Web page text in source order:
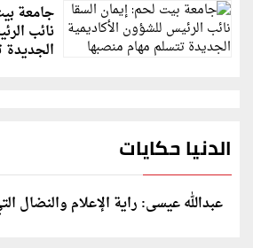
جامعة
نائب
الجديدة
الدنيا حكايات
عبدالله عيسى: راية الإعلام والنضال